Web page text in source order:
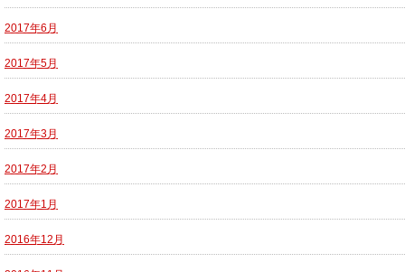
2017年6月
2017年5月
2017年4月
2017年3月
2017年2月
2017年1月
2016年12月